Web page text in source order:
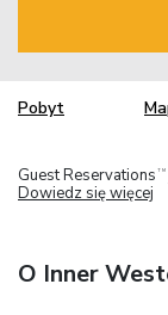
Pobyt
Guest Reservations TM
Dowiedz się więcej
O Inner